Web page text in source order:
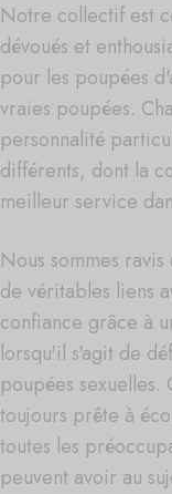
Notre collectif est
dévoués et
pour les poupées
vraies poupées.
personnalité
différents, dont la
meilleur service
Nous sommes
de véritables liens
confiance grâce à
lorsqu'il s'agit de
poupées
toujours prête à
toutes les
peuvent avoir au